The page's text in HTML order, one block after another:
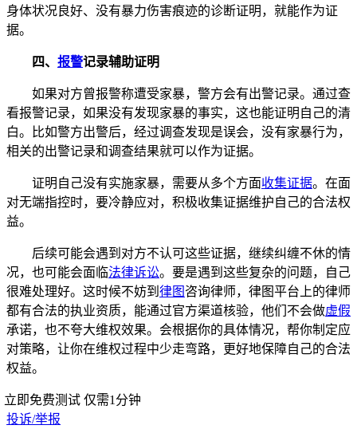
身体状况良好、没有暴力伤害痕迹的诊断证明，就能作为证
据。
四、 报警记录辅助证明
如果对方曾报警称遭受家暴，警方会有出警记录。通过查
看报警记录，如果没有发现家暴的事实，这也能证明自己的清
白。比如警方出警后，经过调查发现是误会，没有家暴行为，
相关的出警记录和调查结果就可以作为证据。
证明自己没有实施家暴，需要从多个方面收集证据。在面
对无端指控时，要冷静应对，积极收集证据维护自己的合法权
益。
后续可能会遇到对方不认可这些证据，继续纠缠不休的情
况，也可能会面临法律诉讼。要是遇到这些复杂的问题，自己
很难处理好。这时候不妨到 律图 咨询律师，律图平台上的律师
都有合法的执业资质，能通过官方渠道核验，他们不会做虚假
承诺，也不夸大维权效果。会根据你的具体情况，帮你制定应
对策略，让你在维权过程中少走弯路，更好地保障自己的合法
权益。
立即免费测试 仅需1分钟
投诉/举报